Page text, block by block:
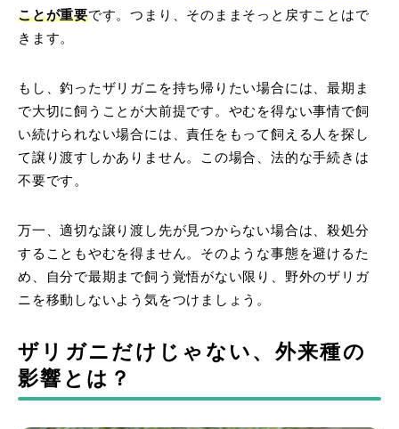
ことが重要です。つまり、そのままそっと戻すことはで
きます。
もし、釣ったザリガニを持ち帰りたい場合には、最期ま
で大切に飼うことが大前提です。やむを得ない事情で飼
い続けられない場合には、責任をもって飼える人を探し
て譲り渡すしかありません。この場合、法的な手続きは
不要です。
万一、適切な譲り渡し先が見つからない場合は、殺処分
することもやむを得ません。そのような事態を避けるた
め、自分で最期まで飼う覚悟がない限り、野外のザリガ
ニを移動しないよう気をつけましょう。
ザリガニだけじゃない、外来種の
影響とは？